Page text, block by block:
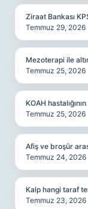
Ziraat Bankası
Temmuz 29, 2026
Mezoterapi ile
Temmuz 25, 2026
KOAH
Temmuz 25, 2026
Afiş ve broşür
Temmuz 24, 2026
Kalp hangi taraf
Temmuz 23, 2026